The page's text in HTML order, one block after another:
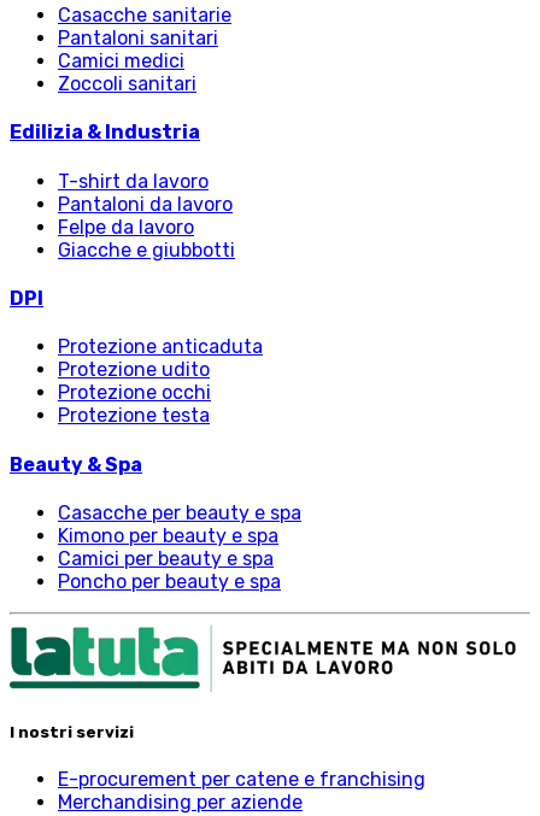
Casacche sanitarie
Pantaloni sanitari
Camici medici
Zoccoli sanitari
Edilizia & Industria
T-shirt da lavoro
Pantaloni da lavoro
Felpe da lavoro
Giacche e giubbotti
DPI
Protezione anticaduta
Protezione udito
Protezione occhi
Protezione testa
Beauty & Spa
Casacche per beauty e spa
Kimono per beauty e spa
Camici per beauty e spa
Poncho per beauty e spa
I nostri servizi
E-procurement per catene e franchising
Merchandising per aziende